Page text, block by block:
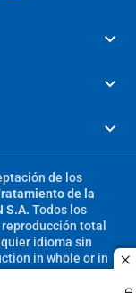
de los
de la
S.A. Todos los
total
idioma sin
in whole or in